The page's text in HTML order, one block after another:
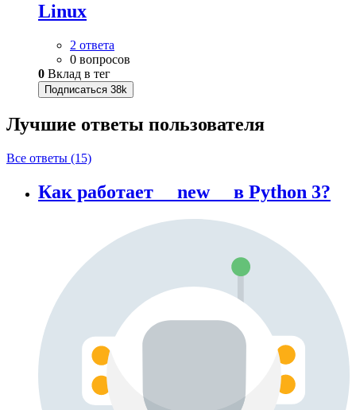
Linux
2 ответа
0 вопросов
0 Вклад в тег
Подписаться 38k
Лучшие ответы пользователя
Все ответы (15)
Как работает __new__ в Python 3?